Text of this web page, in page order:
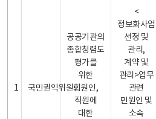
1 국민권익위원회
공공기관의
종합청렴도
평가를
위한
민원인,
직원에
대한
<
정보화사업
선정 및
관리,
계약 및
관리>업무
관련
민원인 및
소속